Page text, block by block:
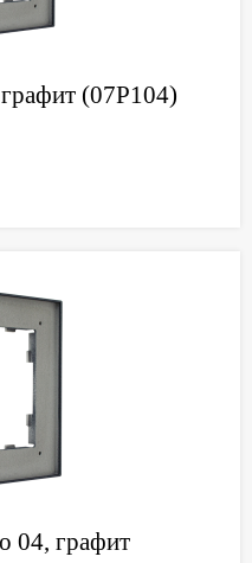
(07P104)
04, графит